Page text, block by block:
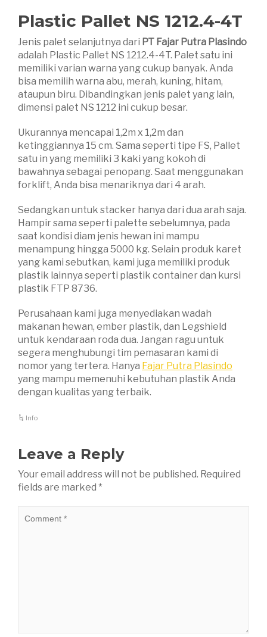
Plastic Pallet NS 1212.4-4T
Jenis palet selanjutnya dari PT Fajar Putra Plasindo
adalah Plastic Pallet NS 1212.4-4T. Palet satu ini
memiliki varian warna yang cukup banyak. Anda
bisa memilih warna abu, merah, kuning, hitam,
ataupun biru. Dibandingkan jenis palet yang lain,
dimensi palet NS 1212 ini cukup besar.
Ukurannya mencapai 1,2m x 1,2m dan
ketinggiannya 15 cm. Sama seperti tipe FS, Pallet
satu in yang memiliki 3 kaki yang kokoh di
bawahnya sebagai penopang. Saat menggunakan
forklift, Anda bisa menariknya dari 4 arah.
Sedangkan untuk stacker hanya dari dua arah saja.
Hampir sama seperti palette sebelumnya, pada
saat kondisi diam jenis hewan ini mampu
menampung hingga 5000 kg. Selain produk karet
yang kami sebutkan, kami juga memiliki produk
plastik lainnya seperti plastik container dan kursi
plastik FTP 8736.
Perusahaan kami juga menyediakan wadah
makanan hewan, ember plastik, dan Legshield
untuk kendaraan roda dua. Jangan ragu untuk
segera menghubungi tim pemasaran kami di
nomor yang tertera. Hanya Fajar Putra Plasindo
yang mampu memenuhi kebutuhan plastik Anda
dengan kualitas yang terbaik.
Info
Leave a Reply
Your email address will not be published. Required
fields are marked *